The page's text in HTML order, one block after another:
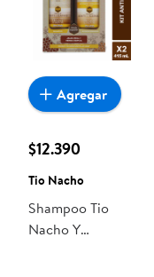
$12.390
Tio Nacho
Shampoo Tio
Nacho Y
Agregar